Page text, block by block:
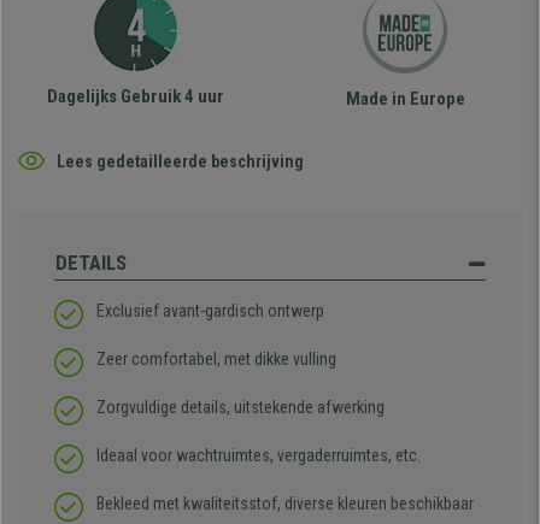
Dagelijks Gebruik 4 uur Made in Europe
Lees gedetailleerde beschrijving
DETAILS
Exclusief avant-gardisch ontwerp
Zeer comfortabel, met dikke vulling
Zorgvuldige details, uitstekende afwerking
Ideaal voor wachtruimtes, vergaderruimtes, etc.
Bekleed met kwaliteitsstof, diverse kleuren beschikbaar